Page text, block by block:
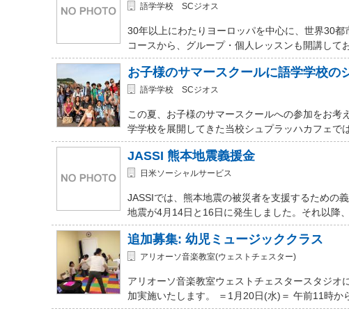
語学学校 SCジオス
30年以上にわたりヨーロッパを中心に、世界30
コースから、グループ・個人レッスンも開講して
お子様のサマースクールに語学学校の
語学学校 SCジオス
この夏、お子様のサマースクールへの参加をお
学学校を展開してきた当校シュプラッハカフェで
JASSI 熊本地震義援金
日米ソーシャルサービス
JASSIでは、熊本地震の被災者を支援するための
地震が4月14日と16日に発生しました。それ以降
追加募集: 幼児ミュージッククラス
アリオーソ音楽教室(ウェストチェスター)
アリオーソ音楽教室ウェストチェスタースタジオ
加実施いたします。 ＝1月20日(水)＝ 午前11時か